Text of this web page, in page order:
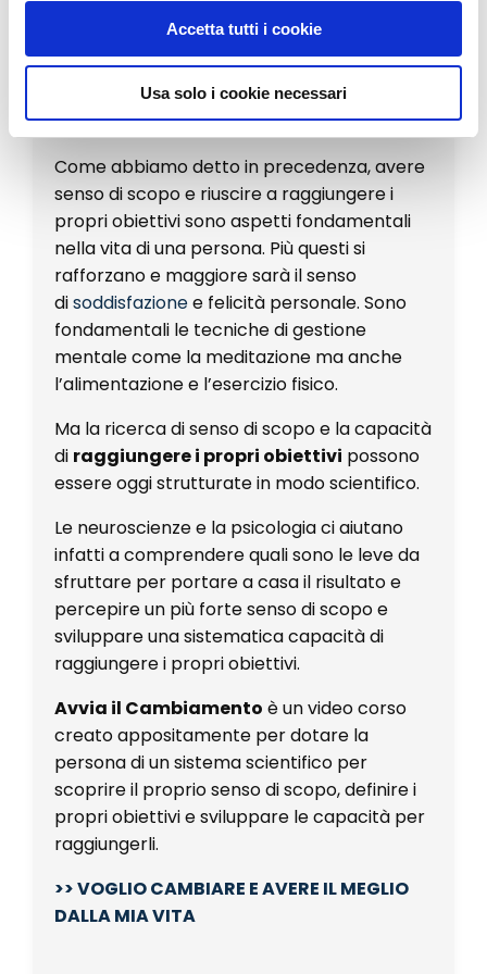
Accetta tutti i cookie
Usa solo i cookie necessari
Introdurre un
criterio di progressività
Come abbiamo detto in precedenza, avere
senso di scopo e riuscire a raggiungere i
propri obiettivisono aspetti fondamentali
nella vita di una persona. Più questi si
rafforzano e maggiore sarà il senso
disoddisfazionee felicità personale. Sono
fondamentali le tecniche di gestione
mentale come la meditazione ma anche
l’alimentazione e l’esercizio fisico.
Ma la ricerca di senso di scopo e la capacità
di raggiungere i propri obiettivi possono
essere oggi strutturate in modo scientifico.
Le neuroscienze e la psicologia ci aiutano
infatti a comprendere quali sono le leve da
sfruttare per portare a casa il risultato e
percepire un più forte senso di scopo e
sviluppare una sistematica capacità di
raggiungere i propri obiettivi.
Avvia il Cambiamento è un video corso
creato appositamente per dotare la
persona di un sistema scientifico per
scoprire il proprio senso di scopo, definire i
propri obiettivi e sviluppare le capacità per
raggiungerli.
>> VOGLIO CAMBIARE E AVERE IL MEGLIO
DALLA MIA VITA